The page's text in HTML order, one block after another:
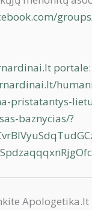
portale:
pristatantys-
baznycias/?
Apologetika.lt